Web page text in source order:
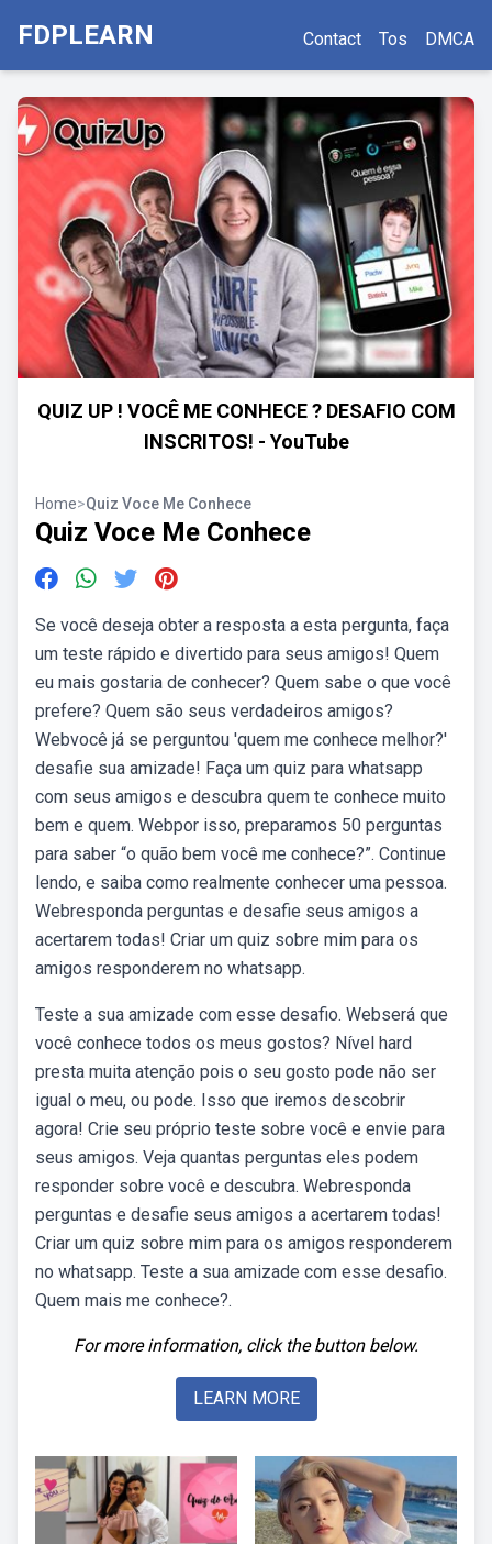
FDPLEARN Contact Tos DMCA
QUIZ UP ! VOCÊ ME CONHECE ? DESAFIO COM
INSCRITOS! - YouTube
Home>Quiz Voce Me Conhece
Quiz Voce Me Conhece
Se você deseja obter a resposta a esta pergunta, faça
um teste rápido e divertido para seus amigos! Quem
eu mais gostaria de conhecer? Quem sabe o que você
prefere? Quem são seus verdadeiros amigos?
Webvocê já se perguntou 'quem me conhece melhor?'
desafie sua amizade! Faça um quiz para whatsapp
com seus amigos e descubra quem te conhece muito
bem e quem. Webpor isso, preparamos 50 perguntas
para saber “o quão bem você me conhece?”. Continue
lendo, e saiba como realmente conhecer uma pessoa.
Webresponda perguntas e desafie seus amigos a
acertarem todas! Criar um quiz sobre mim para os
amigos responderem no whatsapp.
Teste a sua amizade com esse desafio. Webserá que
você conhece todos os meus gostos? Nível hard
presta muita atenção pois o seu gosto pode não ser
igual o meu, ou pode. Isso que iremos descobrir
agora! Crie seu próprio teste sobre você e envie para
seus amigos. Veja quantas perguntas eles podem
responder sobre você e descubra. Webresponda
perguntas e desafie seus amigos a acertarem todas!
Criar um quiz sobre mim para os amigos responderem
no whatsapp. Teste a sua amizade com esse desafio.
Quem mais me conhece?.
For more information, click the button below.
LEARN MORE